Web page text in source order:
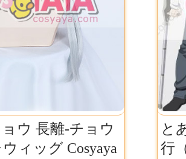
ウ 長離-チョウ
ィッグ Cosyaya
と
行